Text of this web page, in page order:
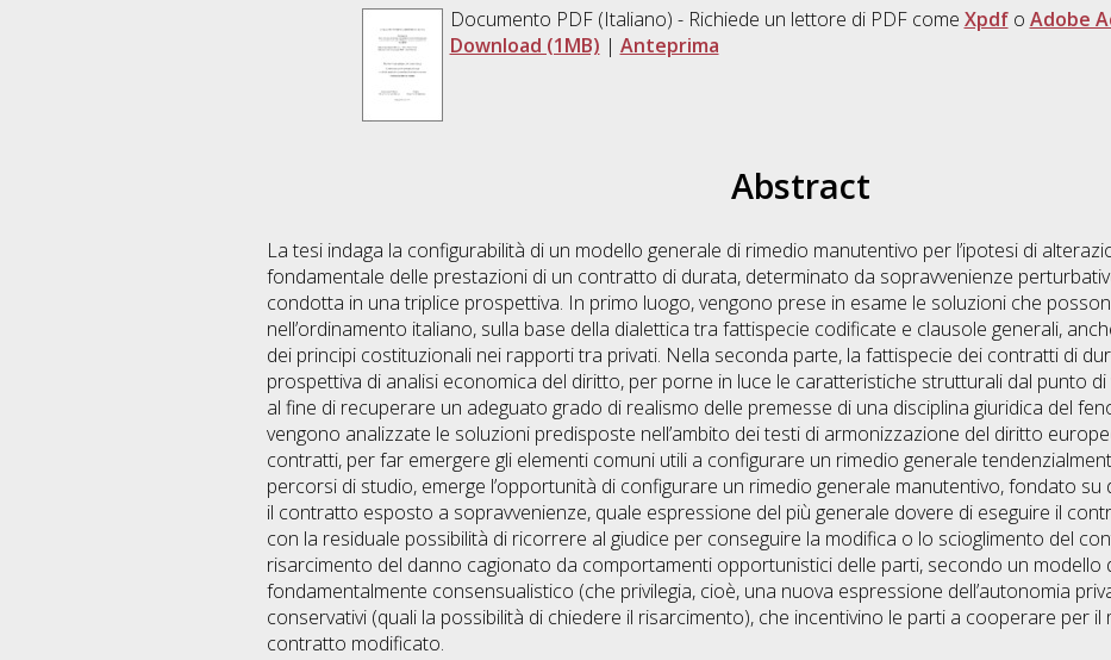
Documento PDF(Italiano) - Richiede un lettore di PDF come Xpdfo Adobe
Download (1MB) | Anteprima
Abstract
La tesi indaga la configurabilità di un modello generale di rimedio manutentivo per l’ipotesi di
fondamentale delle prestazioni di un contratto di durata, determinato da sopravvenienze
condotta in una triplice prospettiva. In primo luogo, vengono prese in esame le soluzioni che
nell’ordinamento italiano, sulla base della dialettica tra fattispecie codificate e clausole generali,
dei principi costituzionali nei rapporti tra privati. Nella seconda parte, la fattispecie dei contratti di
prospettiva di analisi economica del diritto, per porne in luce le caratteristiche strutturali dal punto
al fine di recuperare un adeguato grado di realismo delle premesse di una disciplina giuridica del
vengono analizzate le soluzioni predisposte nell’ambito dei testi di armonizzazione del diritto
contratti, per far emergere gli elementi comuni utili a configurare un rimedio generale
percorsi di studio, emerge l’opportunità di configurare un rimedio generale manutentivo, fondato su
il contratto esposto a sopravvenienze, quale espressione del più generale dovere di eseguire il
con la residuale possibilità di ricorrere al giudice per conseguire la modifica o lo scioglimento del
risarcimento del danno cagionato da comportamenti opportunistici delle parti, secondo un modello
fondamentalmente consensualistico (che privilegia, cioè, una nuova espressione dell’autonomia
conservativi (quali la possibilità di chiedere il risarcimento), che incentivino le parti a cooperare per il
contratto modificato.